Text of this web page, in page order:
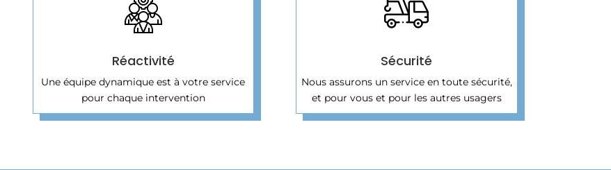
Réactivité
Une équipe dynamique est à votre service
pour chaque intervention
Sécurité
Nous assurons un service en toute sécurité,
et pour vous et pour les autres usagers